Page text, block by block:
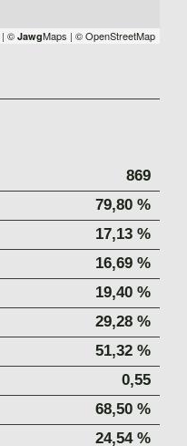
| © JawgMaps | © OpenStreetMap
869
79,80 %
17,13 %
16,69 %
19,40 %
29,28 %
51,32 %
0,55
68,50 %
24,54 %